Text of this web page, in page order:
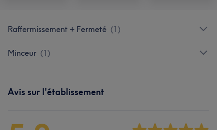
Raffermissement + Fermeté (1)
Minceur (1)
Avis sur l'établissement